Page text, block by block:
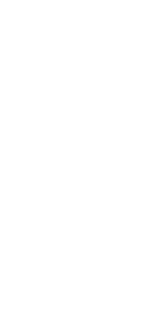
Aus einem
"In Bezug auf
können wir
der
vielmehr den
und seine